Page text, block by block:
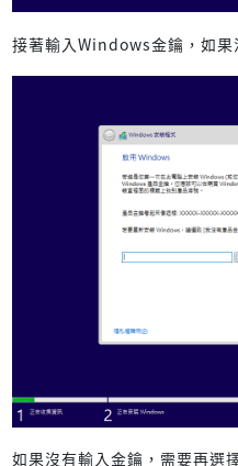
接著輸入Windows金鑰，如果
如果沒有輸入金鑰，需要再選